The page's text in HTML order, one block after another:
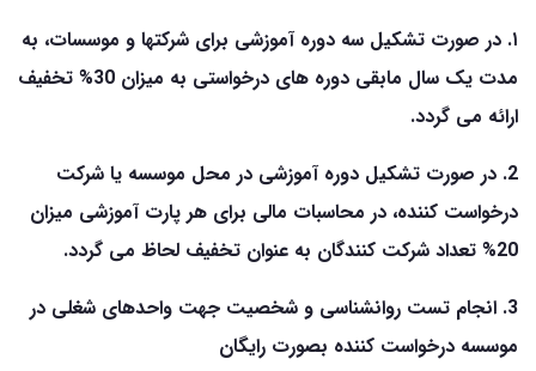
۱. در صورت تشکیل سه دوره آموزشی برای شرکتها و موسسات، به
مدت یک سال مابقی دوره های درخواستی به میزان 30% تخفیف
ارائه می گردد.
2. در صورت تشکیل دوره آموزشی در محل موسسه یا شرکت
درخواست کننده، در محاسبات مالی برای هر پارت آموزشی میزان
20% تعداد شرکت کنندگان به عنوان تخفیف لحاظ می گردد.
3. انجام تست روانشناسی و شخصیت جهت واحدهای شغلی در
موسسه درخواست کننده بصورت رایگان